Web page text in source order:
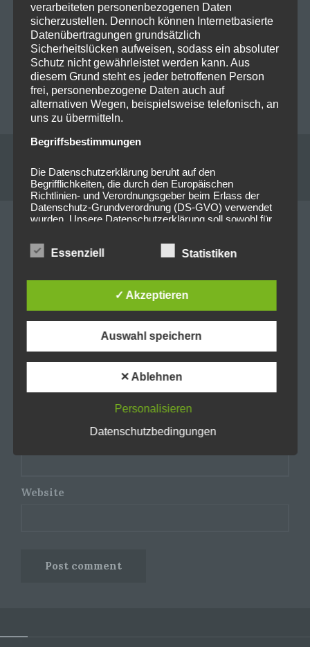
Beitragsnavigation
PREVIOUS POST
Vorankündigung : 2026-
10-11 Black Star Riders &
Tyketto @Airport
Obertraubling
Vorankündigung : 2026-
07-18 Lieder am See
@Brombachsee
Leave a reply
fields are marked *
E-Mail-Adresse*
Website
verarbeiteten personenbezogenen Daten
sicherzustellen. Dennoch können Internetbasierte
Datenübertragungen grundsätzlich
Sicherheitslücken aufweisen, sodass ein absoluter
Schutz nicht gewährleistet werden kann. Aus
diesem Grund steht es jeder betroffenen Person
frei, personenbezogene Daten auch auf
alternativen Wegen, beispielsweise telefonisch, an
uns zu übermitteln.
Begriffsbestimmungen
Die Datenschutzerklärung beruht auf den
Begrifflichkeiten, die durch den Europäischen
Richtlinien- und Verordnungsgeber beim Erlass der
Datenschutz-Grundverordnung (DS-GVO) verwendet
wurden. Unsere Datenschutzerklärung soll sowohl für
Geschäftspartner einfach lesbar und verständlich sein.
Um dies zu gewährleisten, möchten wir vorab die
Wir verwenden in dieser Datenschutzerklärung
unter anderem die folgenden Begriffe:
identifizierbare natürliche Person (im Folgenden
wird eine natürliche Person angesehen, die direkt
einer Kennung wie einem Namen, zu einer
besonderen Merkmalen, die Ausdruck der
Essenziell Statistiken
✓ Akzeptieren
Auswahl speichern
✕ Ablehnen
Personalisieren
Datenschutzbedingungen